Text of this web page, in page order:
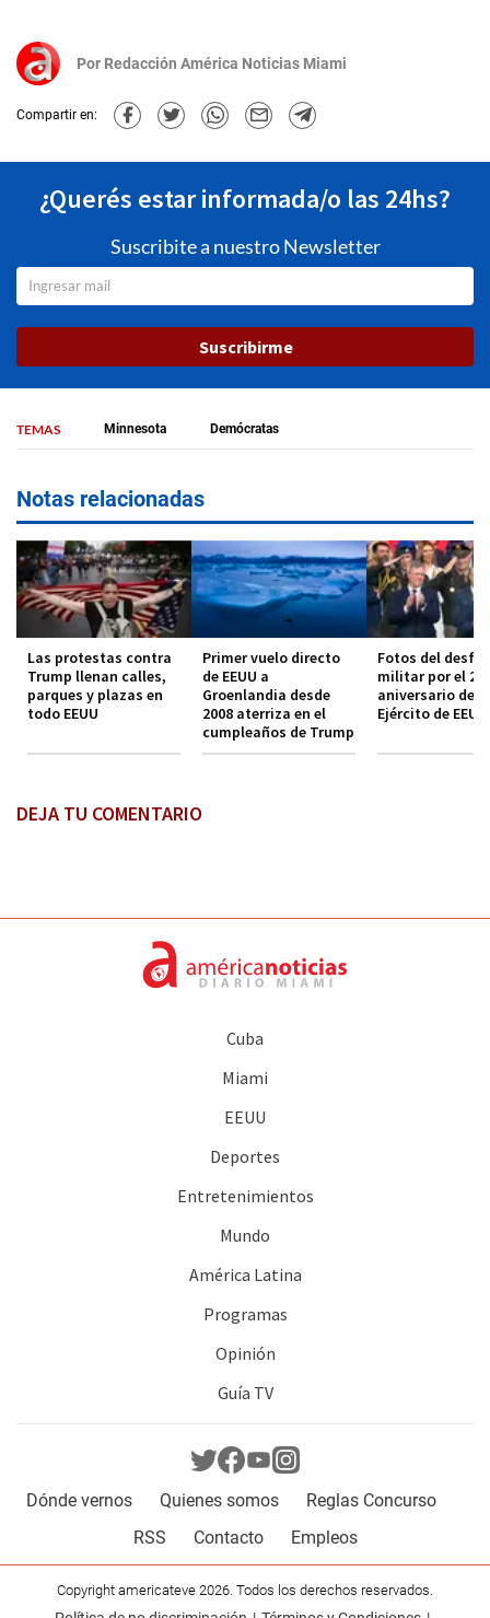
Por Redacción América Noticias Miami
Compartir en:
¿Querés estar informada/o las 24hs?
Suscribite a nuestro Newsletter
Suscribirme
TEMAS Minnesota Demócratas
Notas relacionadas
Las protestas contra
Trump llenan calles,
parques y plazas en
todo EEUU
Primer vuelo directo
de EEUU a
Groenlandia desde
2008 aterriza en el
cumpleaños de Trump
Fotos del desfile
militar por el
aniversario del
Ejército de EEUU
DEJA TU COMENTARIO
Cuba
Miami
EEUU
Deportes
Entretenimientos
Mundo
América Latina
Programas
Opinión
Guía TV
Dónde vernos Quienes somos
Reglas Concurso
RSS
Contacto Empleos
Copyright americateve 2026. Todos los derechos reservados.